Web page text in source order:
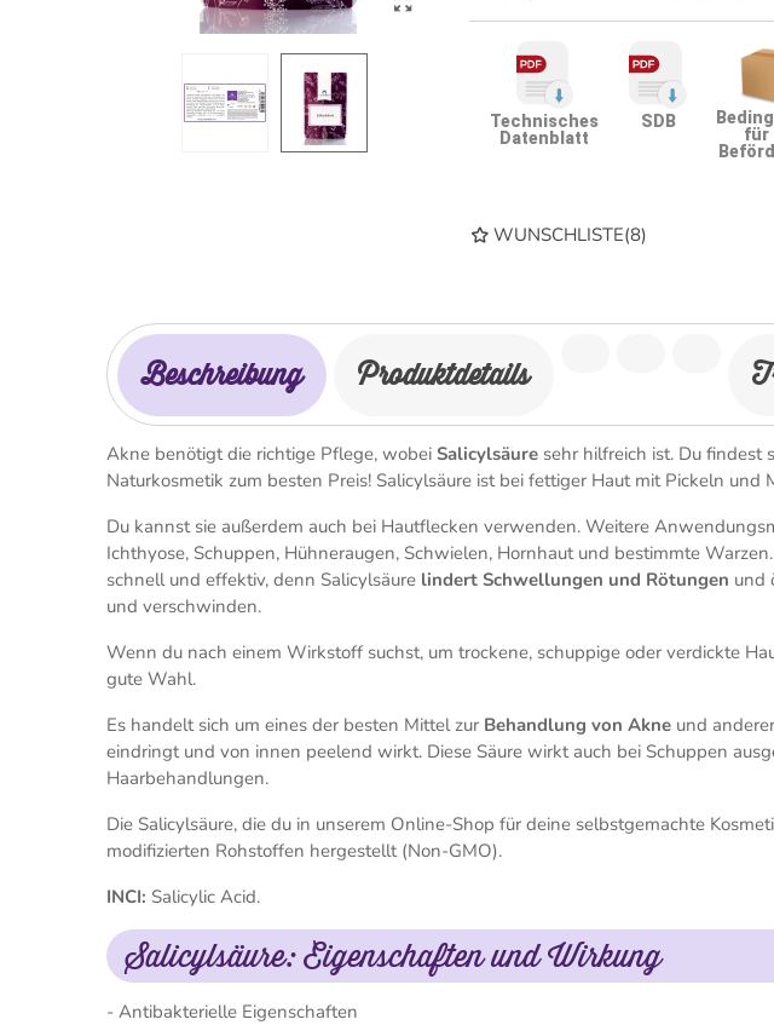
Technisches
Datenblatt
SDB
für
WUNSCHLISTE(8)
Beschreibung Produktdetails
Akne benötigt die richtige Pflege, wobei Salicylsäure sehr hilfreich ist. Du findest
Naturkosmetik zum besten Preis! Salicylsäure ist bei fettiger Haut mit Pickeln und
Du kannst sie außerdem auch bei Hautflecken verwenden. Weitere
Ichthyose, Schuppen, Hühneraugen, Schwielen, Hornhaut und bestimmte
schnell und effektiv, denn Salicylsäure lindert Schwellungen und Rötungen und
und verschwinden.
Wenn du nach einem Wirkstoff suchst, um trockene, schuppige oder verdickte
gute Wahl.
Es handelt sich um eines der besten Mittel zur Behandlung von Akne und
eindringt und von innen peelend wirkt. Diese Säure wirkt auch bei Schuppen
Haarbehandlungen.
Die Salicylsäure, die du in unserem Online-Shop für deine selbstgemachte
modifizierten Rohstoffen hergestellt (Non-GMO).
INCI: Salicylic Acid.
Salicylsäure: Eigenschaften und Wirkung
- Antibakterielle Eigenschaften